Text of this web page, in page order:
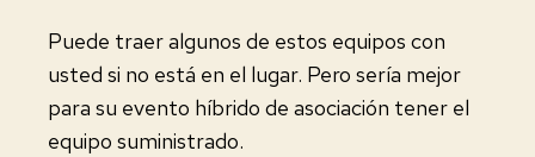
Puede traer algunos de estos equipos con
usted si no está en el lugar. Pero sería mejor
para su evento híbrido de asociación tener el
equipo suministrado.